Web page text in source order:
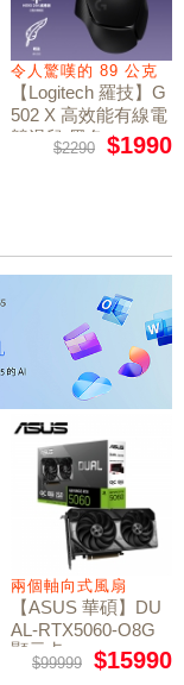
令人驚嘆的 89 公克
【Logitech 羅技】G
502 X 高效能有線電
競滑鼠 黑色
$2290 $1990
兩個軸向式風扇
【ASUS 華碩】DU
AL-RTX5060-O8G
顯示卡
$99999 $15990